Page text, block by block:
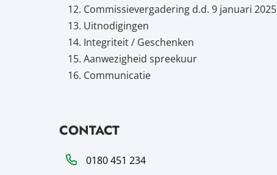
Commissievergadering d.d. 9 januari 2025
Uitnodigingen
Integriteit / Geschenken
Aanwezigheid spreekuur
Communicatie
CONTACT
Telefoon0180 451 234